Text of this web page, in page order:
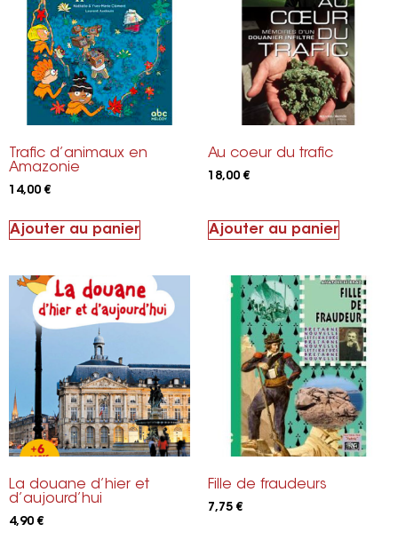
Trafic d’animaux en
Amazonie
14,00€
Ajouter au panier
Au coeur du trafic
18,00€
Ajouter au panier
La douane d’hier et
d’aujourd’hui
4,90€
Fille de fraudeurs
7,75€